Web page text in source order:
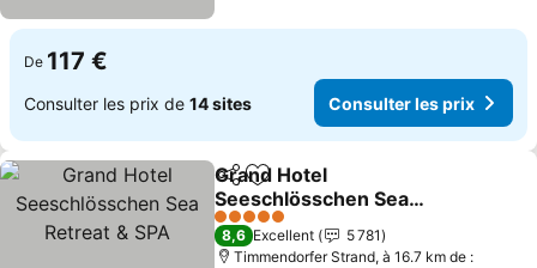
De 117 €
Consulter les prix de 14 sites Consulter les prix
PartagerAjouter à mes favoris
Grand Hotel
Seeschlösschen Sea
Retreat & SPA
Consulter les prix
5 Étoiles
8,6 Excellent
5 781
Timmendorfer Strand, à 16.7 km de :